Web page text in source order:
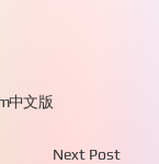
中文版
Next Post